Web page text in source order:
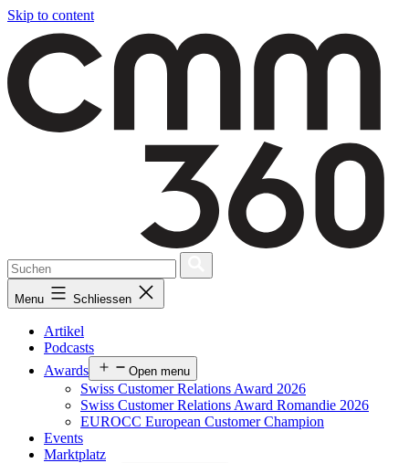
Skip to content
Menu Schliessen
Artikel
Podcasts
Awards
Open menu
Swiss Customer Relations Award 2026
Swiss Customer Relations Award Romandie 2026
EUROCC European Customer Champion
Events
Marktplatz